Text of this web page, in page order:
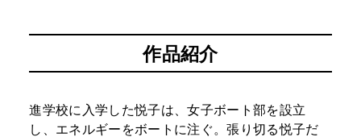
作品紹介
進学校に入学した悦子は、女子ボート部を設立
し、エネルギーをボートに注ぐ。張り切る悦子だ